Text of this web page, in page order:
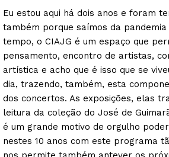
Eu estou aqui há dois anos e foram
também porque saímos da pandemia
tempo, o CIAJG é um espaço que
pensamento, encontro de artistas,
artística e acho que é isso que se
dia, trazendo, também, esta
dos concertos. As exposições, elas
leitura da coleção do José de
é um grande motivo de orgulho
nestes 10 anos com este programa